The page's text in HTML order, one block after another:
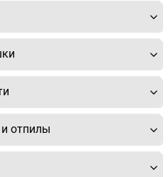
и отпилы
вопросы? Вы не